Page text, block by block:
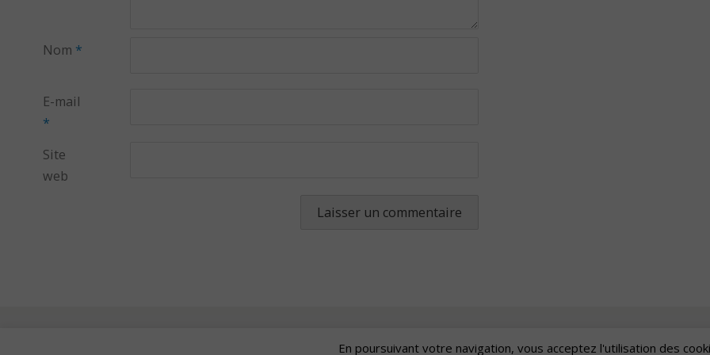
Nom *
E-mail
*
Site
web
En poursuivant votre navigation, vous acceptez l'utilisation des